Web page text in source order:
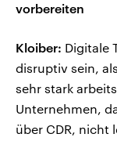
vorbereiten
Kloiber: Digitale
disruptiv sein,
sehr stark
Unternehmen,
über CDR, nicht